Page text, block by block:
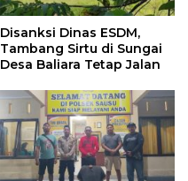
Disanksi Dinas ESDM,
Tambang Sirtu di Sungai
Desa Baliara Tetap Jalan